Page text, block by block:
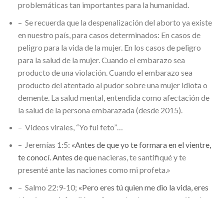
problemáticas tan importantes para la humanidad.
– Se recuerda que la despenalización del aborto ya existe
en nuestro país, para casos determinados: En casos de
peligro para la vida de la mujer. En los casos de peligro
para la salud de la mujer. Cuando el embarazo sea
producto de una violación. Cuando el embarazo sea
producto del atentado al pudor sobre una mujer idiota o
demente. La salud mental, entendida como afectación de
la salud de la persona embarazada (desde 2015).
– Videos virales, “Yo fui feto”…
– Jeremías 1:5: «Antes de que yo te formara en el vientre,
te conocí. Antes de quenacieras, te santifiqué y te
presenté ante las naciones como mi profeta.»
– Salmo 22:9-10; «Pero eres tú quien me dio la vida, eres